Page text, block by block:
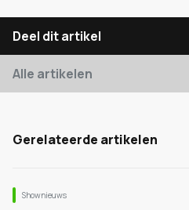
Deel dit artikel
Alle artikelen
Gerelateerde artikelen
Shownieuws